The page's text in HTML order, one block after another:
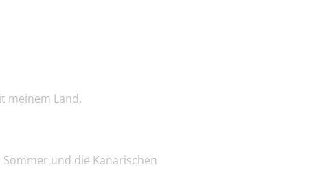
meinem Land.
und die Kanarischen